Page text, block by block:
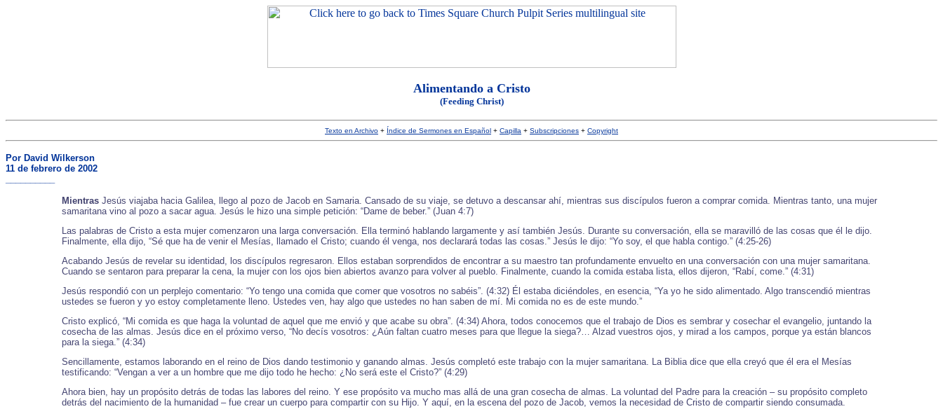
Alimentando a Cristo
(Feeding Christ)
Texto en Archivo + Índice de Sermones en Español + Capilla + Subscripciones + Copyright
Por David Wilkerson
11 de febrero de 2002
Mientras Jesús viajaba hacia Galilea, llego al pozo de Jacob en Samaria. Cansado de su viaje, se detuvo a descansar ahí, mientras sus discípulos fueron a comprar comida. Mientras tanto, una mujer
samaritana vino al pozo a sacar agua. Jesús le hizo una simple petición: “Dame de beber.” (Juan 4:7)
Las palabras de Cristo a esta mujer comenzaron una larga conversación. Ella terminó hablando largamente y así también Jesús. Durante su conversación, ella se maravilló de las cosas que él le dijo.
Finalmente, ella dijo, “Sé que ha de venir el Mesías, llamado el Cristo; cuando él venga, nos declarará todas las cosas.” Jesús le dijo: “Yo soy, el que habla contigo.” (4:25-26)
Acabando Jesús de revelar su identidad, los discípulos regresaron. Ellos estaban sorprendidos de encontrar a su maestro tan profundamente envuelto en una conversación con una mujer samaritana.
Cuando se sentaron para preparar la cena, la mujer con los ojos bien abiertos avanzo para volver al pueblo. Finalmente, cuando la comida estaba lista, ellos dijeron, “Rabí, come.” (4:31)
Jesús respondió con un perplejo comentario: “Yo tengo una comida que comer que vosotros no sabéis”. (4:32) Él estaba diciéndoles, en esencia, “Ya yo he sido alimentado. Algo transcendió mientras
ustedes se fueron y yo estoy completamente lleno. Ustedes ven, hay algo que ustedes no han saben de mí. Mi comida no es de este mundo.”
Cristo explicó, “Mi comida es que haga la voluntad de aquel que me envió y que acabe su obra”. (4:34) Ahora, todos conocemos que el trabajo de Dios es sembrar y cosechar el evangelio, juntando la
cosecha de las almas. Jesús dice en el próximo verso, “No decís vosotros: ¿Aún faltan cuatro meses para que llegue la siega?… Alzad vuestros ojos, y mirad a los campos, porque ya están blancos
para la siega.” (4:34)
Sencillamente, estamos laborando en el reino de Dios dando testimonio y ganando almas. Jesús completó este trabajo con la mujer samaritana. La Biblia dice que ella creyó que él era el Mesías
testificando: “Vengan a ver a un hombre que me dijo todo he hecho: ¿No será este el Cristo?” (4:29)
Ahora bien, hay un propósito detrás de todas las labores del reino. Y ese propósito va mucho mas allá de una gran cosecha de almas. La voluntad del Padre para la creación – su propósito completo
detrás del nacimiento de la humanidad – fue crear un cuerpo para compartir con su Hijo. Y aquí, en la escena del pozo de Jacob, vemos la necesidad de Cristo de compartir siendo consumada.